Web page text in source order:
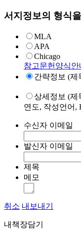
서지정보의 형식
MLA
APA
Chicago
참고문헌양식안
간략정보 (제
상세정보 (제
연도, 작성언어,
수신자 이메일
발신자 이메일
제목
메모
취소 내보내기
내책장담기